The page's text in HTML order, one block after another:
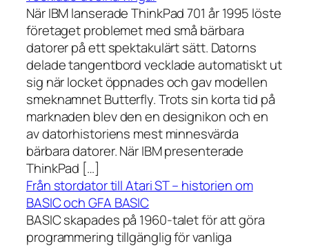
När IBM lanserade ThinkPad 701 år 1995 löste
företaget problemet med små bärbara
datorer på ett spektakulärt sätt. Datorns
delade tangentbord vecklade automatiskt ut
sig när locket öppnades och gav modellen
smeknamnet Butterfly. Trots sin korta tid på
marknaden blev den en designikon och en
av datorhistoriens mest minnesvärda
bärbara datorer. När IBM presenterade
ThinkPad […]
Från stordator till Atari ST – historien om
BASIC och GFA BASIC
BASIC skapades på 1960-talet för att göra
programmering tillgänglig för vanliga